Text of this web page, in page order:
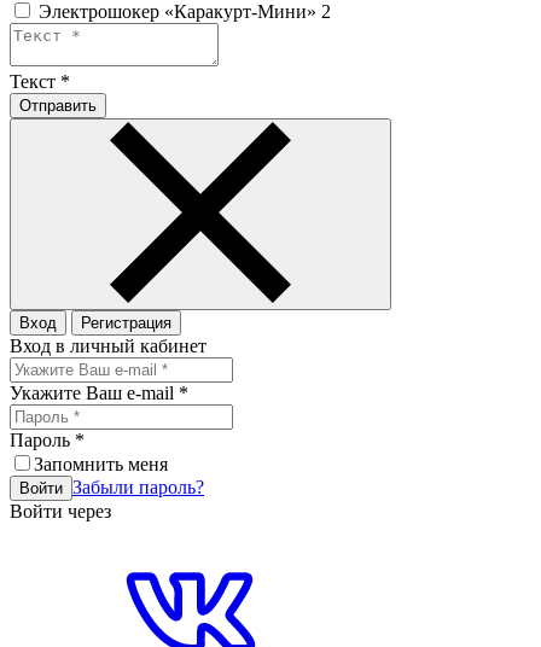
Электрошокер «Каракурт-Мини» 2
Текст *
Отправить
Вход Регистрация
Вход в личный кабинет
Укажите Ваш e-mail *
Пароль *
Запомнить меня
Войти Забыли пароль?
Войти через